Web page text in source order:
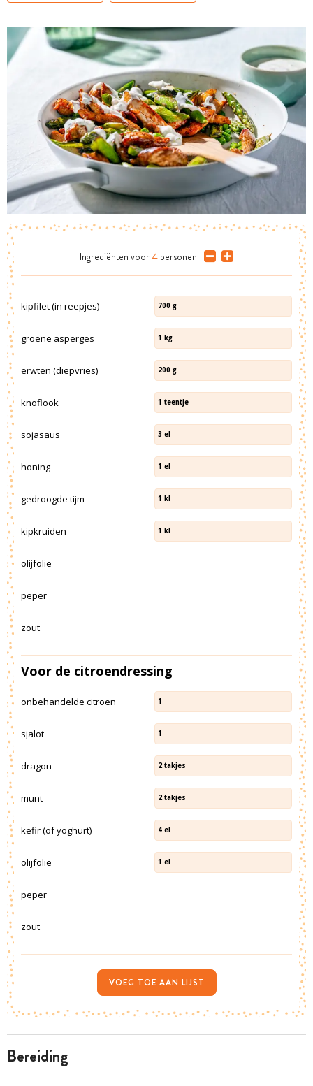
bereiding
Ingrediënten voor 4 personen
kipfilet (in reepjes) 700 g
groene asperges 1 kg
erwten (diepvries) 200 g
knoflook 1 teentje
sojasaus 3 el
honing 1 el
gedroogde tijm 1 kl
kipkruiden 1 kl
olijfolie
peper
zout
Voor de citroendressing
onbehandelde citroen 1
sjalot 1
dragon 2 takjes
munt 2 takjes
kefir (of yoghurt) 4 el
olijfolie 1 el
peper
zout
VOEG TOE AAN LIJST